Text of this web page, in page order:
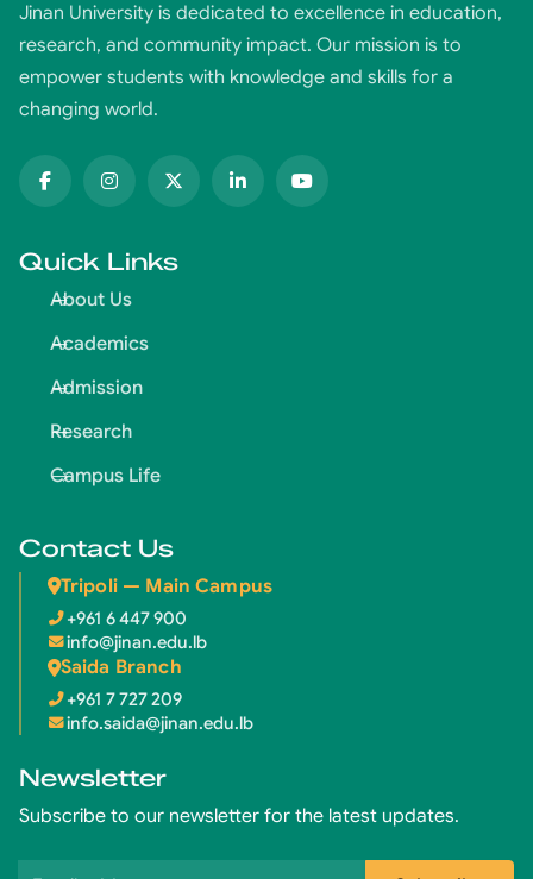
Jinan University is dedicated to excellence in education,
research, and community impact. Our mission is to
empower students with knowledge and skills for a
changing world.
Quick Links
About Us
Academics
Admission
Research
Campus Life
Contact Us
Tripoli — Main Campus
+961 6 447 900
info@jinan.edu.lb
Saida Branch
+961 7 727 209
info.saida@jinan.edu.lb
Newsletter
Subscribe to our newsletter for the latest updates.
Email address